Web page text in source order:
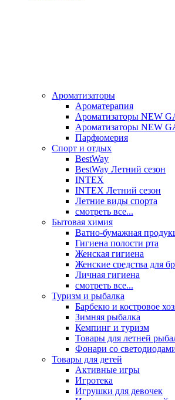
Ароматизаторы
Ароматерапия
Ароматизаторы NEW
Ароматизаторы NEW
Парфюмерия
Спорт и отдых
BestWay
BestWay Летний сезон
INTEX
INTEX Летний сезон
Летние виды спорта
смотреть все...
Бытовая химия
Ватно-бумажная
Гигиена полости рта
Женская гигиена
Женские средства для
Личная гигиена
смотреть все...
Туризм и рыбалка
Барбекю и костровое
Зимняя рыбалка
Кемпинг и туризм
Товары для летней
Фонари со
Товары для детей
Активные игры
Игротека
Игрушки для девочек